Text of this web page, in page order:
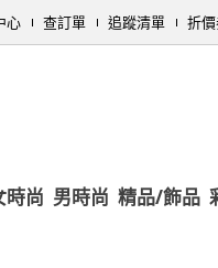
心 查訂單 追蹤清單 折
時尚 男時尚 精品/飾品